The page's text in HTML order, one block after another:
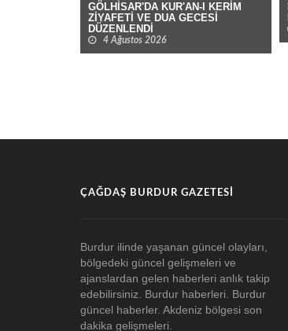
GÖLHİSAR'DA KUR'AN-I KERİM
ZİYAFETİ VE DUA GECESİ
DÜZENLENDİ
4 Ağustos 2026
ÇAĞDAŞ BURDUR GAZETESI
Burdur ilinde yaşanan güncel olayları,
bölgedeki güncel gelişmeleri ve
ajanslardan gelen haberleri anlık takip
edebilirsiniz. Burdur haberleri. Burdur
güncel haberler. Akdeniz bölgesi son
dakika gelişmeleri.